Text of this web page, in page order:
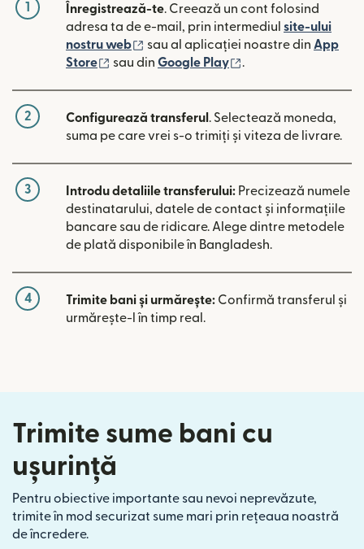
1 Înregistrează-te. Creează un cont folosind
adresa ta de e-mail, prin intermediul site-ului
nostru web
(se deschide într-o fereastră nouă)
sau al aplicației noastre din App
Store
(se deschide într-o fereastră nouă)
sau din Google Play (se deschide într-o
.
2 Configurează transferul . Selectează moneda,
suma pe care vrei s-o trimiți și viteza de livrare.
3 Introdu detaliile transferului: Precizează numele
destinatarului, datele de contact și informațiile
bancare sau de ridicare. Alege dintre metodele
de plată disponibile în Bangladesh.
4 Trimite bani și urmărește: Confirmă transferul și
urmărește-l în timp real.
Trimite sume bani cu
ușurință
Pentru obiective importante sau nevoi neprevăzute,
trimite în mod securizat sume mari prin rețeaua noastră
de încredere.